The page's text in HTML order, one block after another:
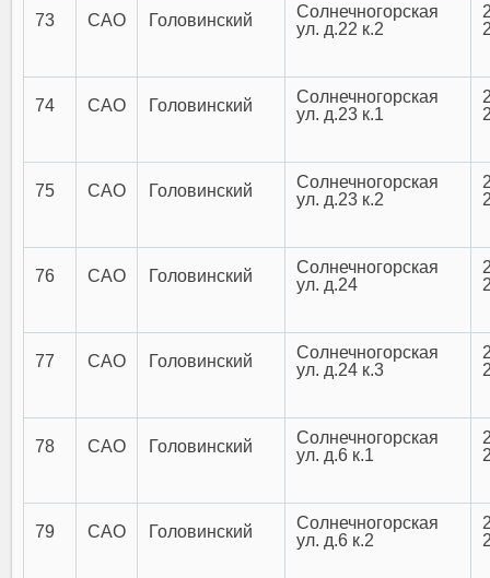
73 САО Головинский
Солнечногорская
ул. д.22 к.2
74 САО Головинский
Солнечногорская
ул. д.23 к.1
75 САО Головинский
Солнечногорская
ул. д.23 к.2
76 САО Головинский
Солнечногорская
ул. д.24
77 САО Головинский
Солнечногорская
ул. д.24 к.3
78 САО Головинский
Солнечногорская
ул. д.6 к.1
79 САО Головинский
Солнечногорская
ул. д.6 к.2